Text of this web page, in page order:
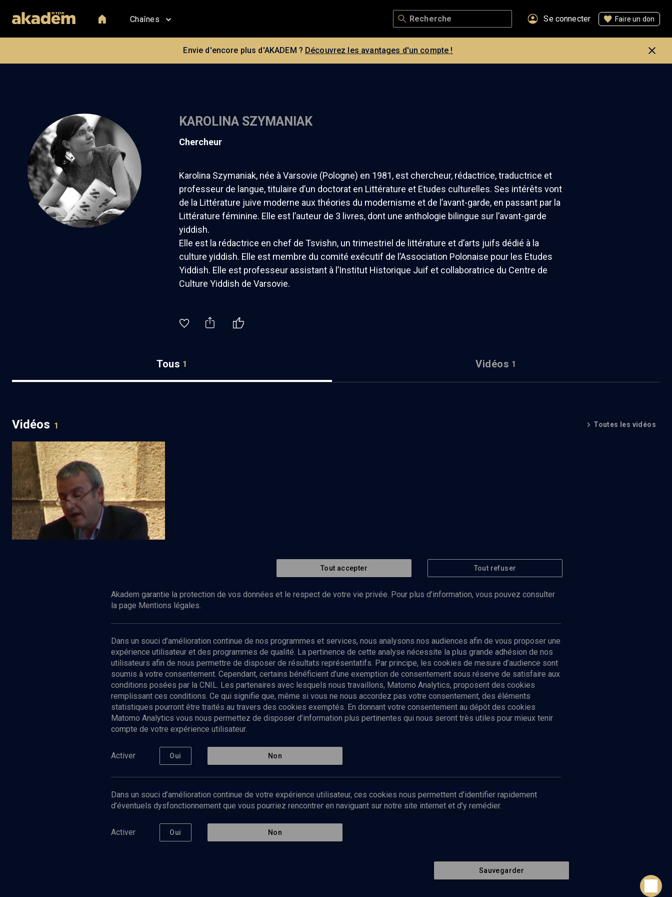
Chaînes Se connecter Faire un don
Envie d'encore plus d'AKADEM ? Découvrez les avantages d'un compte !
KAROLINA SZYMANIAK
chercheur
Karolina Szymaniak, née à Varsovie (Pologne) en 1981, est chercheur, rédactrice, traductrice et
professeur de langue, titulaire d’un doctorat en Littérature et Etudes culturelles. Ses intérêts vont
de la Littérature juive moderne aux théories du modernisme et de l’avant-garde, en passant par la
Littérature féminine. Elle est l’auteur de 3 livres, dont une anthologie bilingue sur l’avant-garde
yiddish.
Elle est la rédactrice en chef de Tsvishn, un trimestriel de littérature et d’arts juifs dédié à la
culture yiddish. Elle est membre du comité exécutif de l’Association Polonaise pour les Etudes
Yiddish. Elle est professeur assistant à l’Institut Historique Juif et collaboratrice du Centre de
Culture Yiddish de Varsovie.
Tous 1 Vidéos 1
Vidéos 1 Toutes les vidéos
Permanence du yiddish (4/5)
Abonnez-vous à notre newsletter
Envoyer
Nos Chaines
Culture
Limoud
Université
Podcast
Politique de protection des données
personnelles
Mentions légales
Contact
Retour en haut de page
Tout accepter Tout refuser
Akadem garantie la protection de vos données et le respect de votre vie privée. Pour plus d’information, vous pouvez consulter
la page Mentions légales.
Dans un souci d’amélioration continue de nos programmes et services, nous analysons nos audiences afin de vous proposer une
expérience utilisateur et des programmes de qualité. La pertinence de cette analyse nécessite la plus grande adhésion de nos
utilisateurs afin de nous permettre de disposer de résultats représentatifs. Par principe, les cookies de mesure d’audience sont
soumis à votre consentement. Cependant, certains bénéficient d’une exemption de consentement sous réserve de satisfaire aux
conditions posées par la CNIL. Les partenaires avec lesquels nous travaillons, Matomo Analytics, proposent des cookies
remplissant ces conditions. Ce qui signifie que, même si vous ne nous accordez pas votre consentement, des éléments
statistiques pourront être traités au travers des cookies exemptés. En donnant votre consentement au dépôt des cookies
Matomo Analytics vous nous permettez de disposer d’information plus pertinentes qui nous seront très utiles pour mieux tenir
compte de votre expérience utilisateur.
Activer Oui Non
Dans un souci d’amélioration continue de votre expérience utilisateur, ces cookies nous permettent d’identifier rapidement
d’éventuels dysfonctionnement que vous pourriez rencontrer en naviguant sur notre site internet et d’y remédier.
Activer Oui Non
Sauvegarder